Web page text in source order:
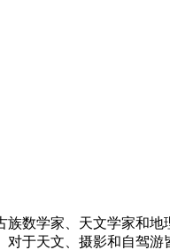
数学家、天文学家和地
于天文、摄影和自驾